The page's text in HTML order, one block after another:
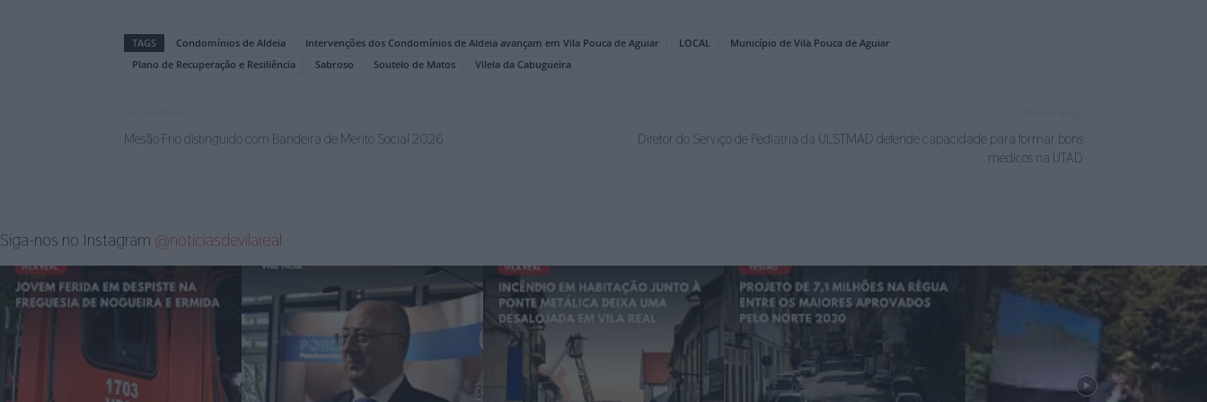
TAGS Condomínios de Aldeia Intervenções dos Condomínios de Aldeia avançam em Vila Pouca de Aguiar LOCAL
Município de Vila Pouca de Aguiar
Plano de Recuperação e Resiliência
Sabroso Soutelo de Matos Vilela da Cabugueira
Mesão Frio distinguido com Bandeira de Mérito Social 2026
Diretor do Serviço de Pediatria da ULSTMAD defende capacidade para formar bons
médicos na UTAD
Siga-nos no Instagram @noticiasdevilareal